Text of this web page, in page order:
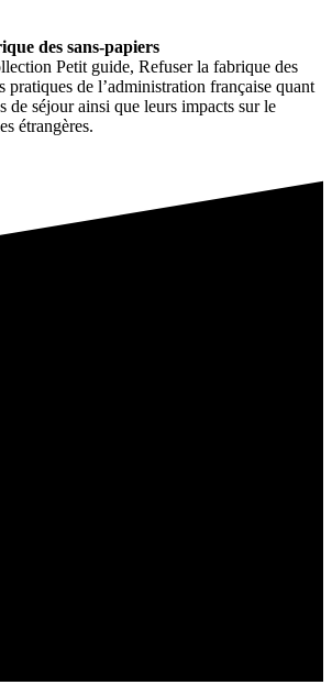
des sans-papiers
Petit guide, Refuser la fabrique des
pratiques de l’administration française quant
de séjour ainsi que leurs impacts sur le
étrangères.